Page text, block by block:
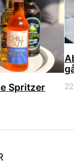
Spritzer